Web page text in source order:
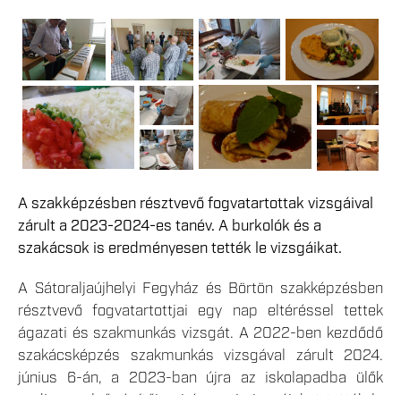
A szakképzésben résztvevő fogvatartottak vizsgáival
zárult a 2023-2024-es tanév. A burkolók és a
szakácsok is eredményesen tették le vizsgáikat.
A Sátoraljaújhelyi Fegyház és Börtön szakképzésben
résztvevő fogvatartottjai egy nap eltéréssel tettek
ágazati és szakmunkás vizsgát. A 2022-ben kezdődő
szakácsképzés szakmunkás vizsgával zárult 2024.
június 6-án, a 2023-ban újra az iskolapadba ülők